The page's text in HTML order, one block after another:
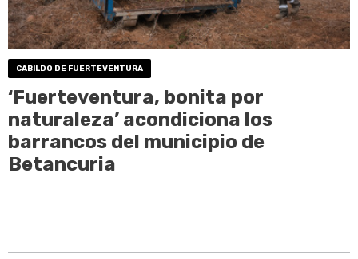
CABILDO DE FUERTEVENTURA
‘Fuerteventura, bonita por
naturaleza’ acondiciona los
barrancos del municipio de
Betancuria